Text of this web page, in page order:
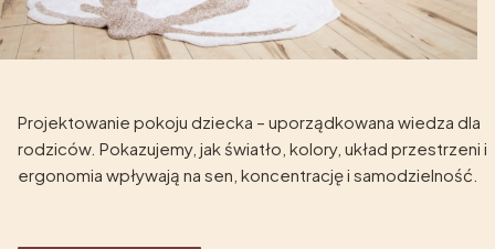
Projektowanie pokoju dziecka – uporządkowana wiedza dla
rodziców. Pokazujemy, jak światło, kolory, układ przestrzeni i
ergonomia wpływają na sen, koncentrację i samodzielność.